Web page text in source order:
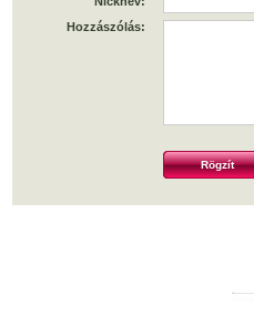
Hozzászólás: